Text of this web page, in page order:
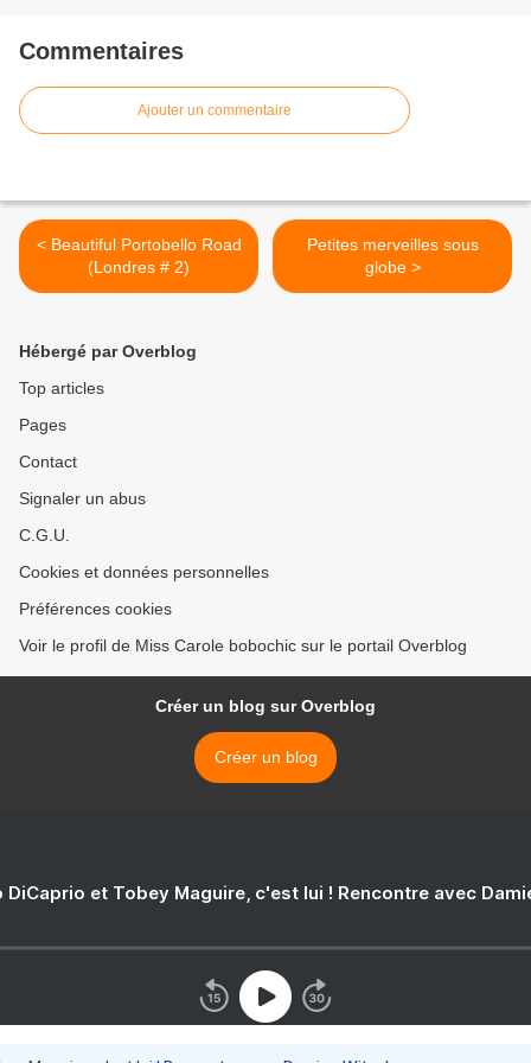
Commentaires
Ajouter un commentaire
< Beautiful Portobello Road
(Londres # 2)
Petites merveilles sous
globe >
Hébergé par Overblog
Top articles
Pages
Contact
Signaler un abus
C.G.U.
Cookies et données personnelles
Préférences cookies
Voir le profil de Miss Carole bobochic sur le portail Overblog
Créer un blog sur Overblog
Créer un blog
DiCaprio et Tobey Maguire, c'est lui ! Rencontre avec